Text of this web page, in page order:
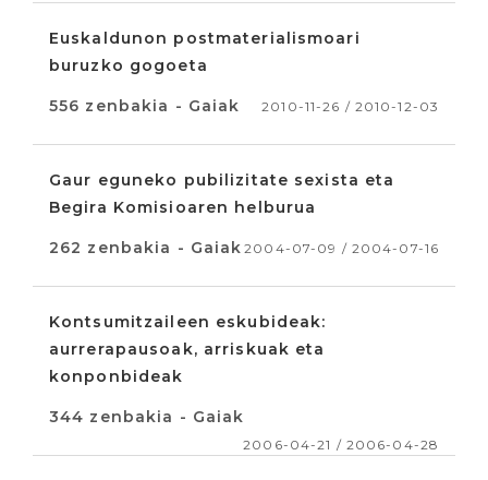
Euskaldunon postmaterialismoari
buruzko gogoeta
556 zenbakia - Gaiak 2010-11-26 / 2010-12-03
Gaur eguneko pubilizitate sexista eta
Begira Komisioaren helburua
262 zenbakia - Gaiak 2004-07-09 / 2004-07-16
Kontsumitzaileen eskubideak:
aurrerapausoak, arriskuak eta
konponbideak
344 zenbakia - Gaiak
2006-04-21 / 2006-04-28